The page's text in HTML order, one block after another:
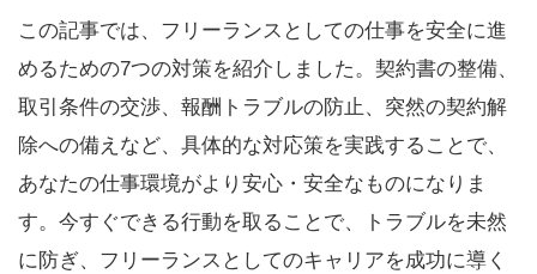
この記事では、フリーランスとしての仕事を安全に進
めるための7つの対策を紹介しました。契約書の整備、
取引条件の交渉、報酬トラブルの防止、突然の契約解
除への備えなど、具体的な対応策を実践することで、
あなたの仕事環境がより安心・安全なものになりま
す。今すぐできる行動を取ることで、トラブルを未然
に防ぎ、フリーランスとしてのキャリアを成功に導く